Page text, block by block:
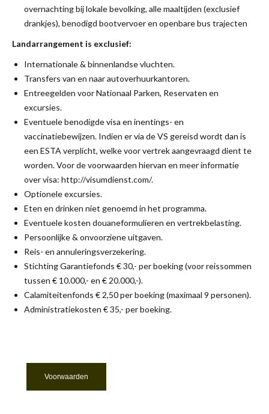
overnachting bij lokale bevolking, alle maaltijden (exclusief
drankjes), benodigd bootvervoer en openbare bus trajecten
Landarrangement is exclusief:
Internationale & binnenlandse vluchten.
Transfers van en naar autoverhuurkantoren.
Entreegelden voor Nationaal Parken, Reservaten en
excursies.
Eventuele benodigde visa en inentings- en
vaccinatiebewijzen. Indien er via de VS gereisd wordt dan is
een ESTA verplicht, welke voor vertrek aangevraagd dient te
worden. Voor de voorwaarden hiervan en meer informatie
over visa: http://visumdienst.com/.
Optionele excursies.
Eten en drinken niet genoemd in het programma.
Eventuele kosten douaneformulieren en vertrekbelasting.
Persoonlijke & onvoorziene uitgaven.
Reis- en annuleringsverzekering.
Stichting Garantiefonds € 30,- per boeking (voor reissommen
tussen € 10.000,- en € 20.000,-).
Calamiteitenfonds € 2,50 per boeking (maximaal 9 personen).
Administratiekosten € 35,- per boeking.
Voorwaarden